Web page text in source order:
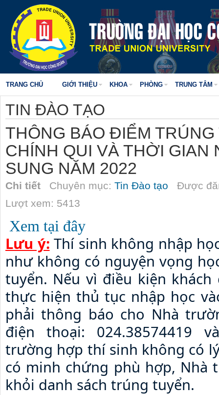
TRANG CHỦ GIỚI THIỆU KHOA PHÒNG TRUNG TÂM
TIN ĐÀO TẠO
THÔNG BÁO ĐIỂM
CHÍNH QUI VÀ THỜI GIAN
SUNG NĂM 2022
Chi tiết Chuyên mục: Tin Đào tạo Được
Lượt xem: 5413
Xem tại đây
Lưu ý: Thí sinh không nhập
như không có nguyện vọng
tuyển. Nếu vì điều kiện
thực hiện thủ tục nhập học
phải thông báo cho Nhà
điện thoại: 024.38574419
trường hợp thí sinh không có
có minh chứng phù hợp, Nhà
khỏi danh sách trúng tuyển.